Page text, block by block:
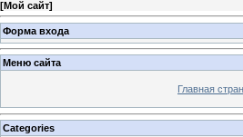
[Мой сайт]
Форма входа
Меню сайта
Главная
Categories